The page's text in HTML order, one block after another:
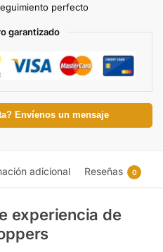
perfecto
garantizado
Envíenos un mensaje
adicional Reseñas 0
experiencia de